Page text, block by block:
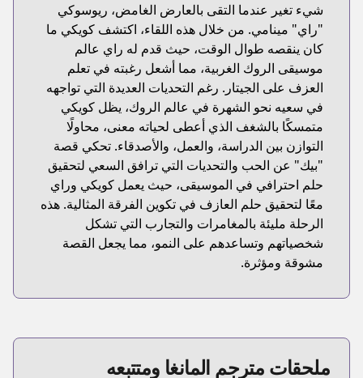
شيء تغير عندما التقى بالعارض الغامض، ريوسوكي
"راي" مينامي. من خلال هذه اللقاء، اكتشف كويكي ما
كان ينقصه طوال الوقت، حيث قدم له راي عالم
موسيقى الروك الغربية، مما أشعل رغبته في تعلم
العزف على الجيتار. رغم التحديات العديدة التي تواجهه
في سعيه نحو الشهرة في عالم الروك، يظل كويكي
متمسكًا بالشغف الذي أعطى لحياته معنى، محاولًا
التوازن بين الدراسة، والعمل، والأصدقاء. تحكي قصة
"بيك" عن الحب والتحديات التي ترافق السعي لتحقيق
حلم احترافي في الموسيقى، حيث يعمل كويكي وراي
معًا لتحقيق حلم العازف في تكوين الفرقة المثالية. هذه
الرحلة مليئة بالمغامرات والتجارب التي تشكل
شخصياتهم وتساعدهم على النمو، مما يجعل القصة
مشوقة ومؤثرة.
ملحقات مترجم المانغا ومتتبعه